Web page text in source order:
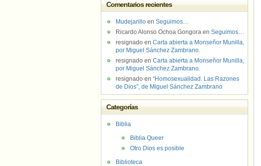
Comentarios recientes
Mudejarillo en Seguimos…
Ricardo Alonso Ochoa Gongora en Seguimos…
resignado en Carta abierta a Monseñor Munilla,
por Miguel Sánchez Zambrano.
resignado en Carta abierta a Monseñor Munilla,
por Miguel Sánchez Zambrano.
resignado en “Homosexualidad. Las Razones
de Dios”, de Miguel Sánchez Zambrano
Categorías
Biblia
Biblia Queer
Otro Dios es posible
Biblioteca